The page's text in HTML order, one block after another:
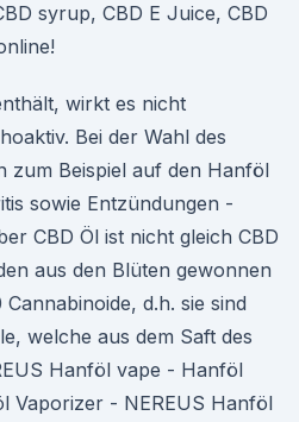
syrup, CBD E Juice, CBD
wirkt es nicht
Bei der Wahl des
zum Beispiel auf den Hanföl
sowie Entzündungen -
CBD Öl ist nicht gleich CBD
aus den Blüten gewonnen
d.h. sie sind
welche aus dem Saft des
Hanföl vape - Hanföl
Vaporizer - NEREUS Hanföl